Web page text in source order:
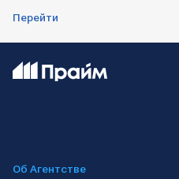
Перейти
Об Агентстве